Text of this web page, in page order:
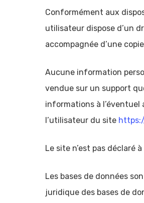
Conformément aux
utilisateur dispose d’un
accompagnée d’une
Aucune information
vendue sur un support
informations à
l’utilisateur du site
Le site n’est pas déclaré
Les bases de données
juridique des bases de